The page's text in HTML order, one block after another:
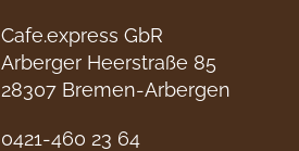
Cafe.express GbR
Arberger Heerstraße 85
28307 Bremen-Arbergen
0421-460 23 64